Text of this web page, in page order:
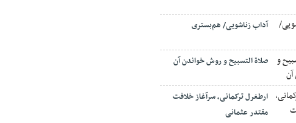
آداب زناشویی/ هم‌بستری
صلاة التسبيح و روش خواندن آن
ارطغرل ترکمانی، سرآغاز خلافت
مقتدر عثمانی